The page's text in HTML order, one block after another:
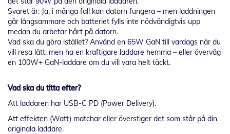
Svaret är: Ja, i många fall kan datorn fungera – men laddningen
går långsammare och batteriet fylls inte nödvändigtvis upp
medan du arbetar hårt på datorn.
Vad ska du göra istället? Använd en 65W GaN till vardags när du
vill resa lätt, men ha en kraftigare laddare hemma – eller överväg
en 100W+ GaN-laddare om du vill vara helt täckt.
Vad ska du titta efter?
Att laddaren har USB-C PD (Power Delivery).
Att effekten (Watt) matchar eller överstiger det som står på din
originala laddare.